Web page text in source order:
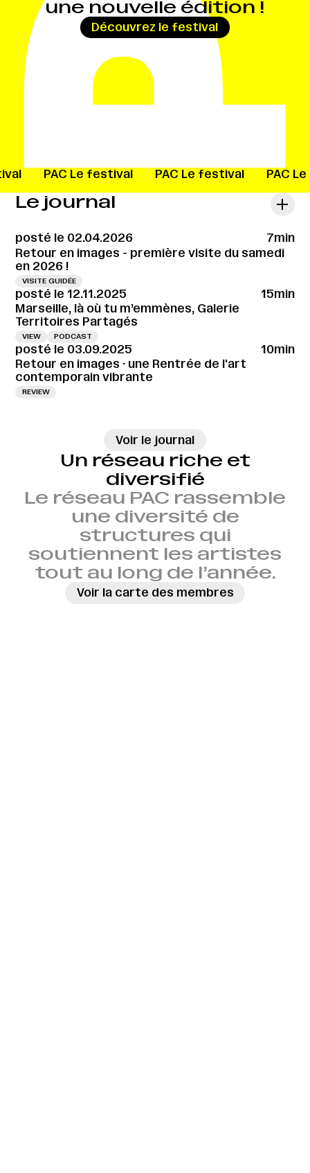
une nouvelle édition !
Découvrez le festival
PAC Le festival PAC Le festival PAC
Le journal
posté le 02.04.2026
7min
Retour en images - première visite du samedi
en 2026 !
VISITE GUIDÉE
posté le 12.11.2025
15min
Marseille, là où tu m’emmènes, Galerie
Territoires Partagés
VIEW PODCAST
posté le 03.09.2025
10min
Retour en images · une Rentrée de l'art
contemporain vibrante
REVIEW
Voir le journal
Un réseau riche et
diversifié
Le réseau PAC rassemble
une diversité de
structures qui
soutiennent les artistes
tout au long de l’année.
Voir la carte des membres